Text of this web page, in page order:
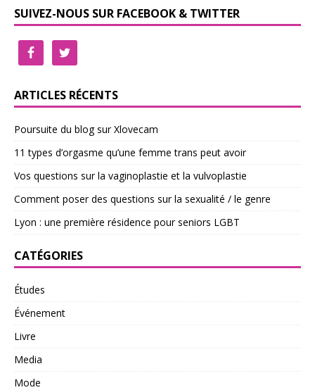
SUIVEZ-NOUS SUR FACEBOOK & TWITTER
ARTICLES RÉCENTS
Poursuite du blog sur Xlovecam
11 types d’orgasme qu’une femme trans peut avoir
Vos questions sur la vaginoplastie et la vulvoplastie
Comment poser des questions sur la sexualité / le genre
Lyon : une première résidence pour seniors LGBT
CATÉGORIES
Études
Événement
Livre
Media
Mode